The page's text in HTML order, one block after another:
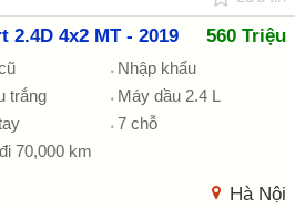
2.4D 4x2 MT - 2019 560 Triệu
Nhập khẩu
trắng
Máy dầu 2.4 L
7 chỗ
70,000 km
Hà Nội